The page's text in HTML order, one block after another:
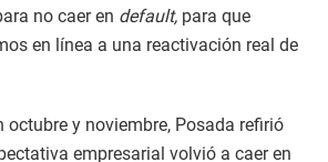
no caer en default, para que
en línea a una reactivación real de
octubre y noviembre, Posada refirió
empresarial volvió a caer en